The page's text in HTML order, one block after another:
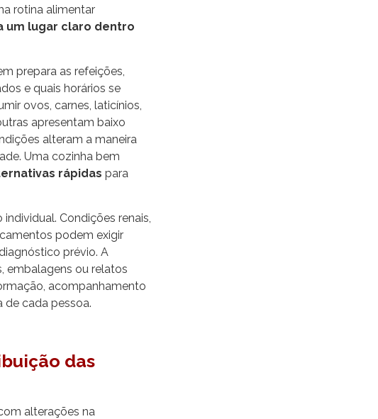
rotina alimentar
um lugar claro dentro
prepara as refeições,
e quais horários se
ovos, carnes, laticínios,
apresentam baixo
alteram a maneira
Uma cozinha bem
rápidas para
Condições renais,
podem exigir
prévio. A
embalagens ou relatos
acompanhamento
de cada pessoa.
das
alterações na